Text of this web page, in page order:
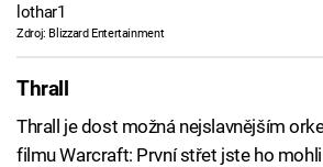
lothar1
Zdroj: Blizzard Entertainment
Thrall
Thrall je dost možná nejslavnějším
filmu Warcraft: První střet jste ho